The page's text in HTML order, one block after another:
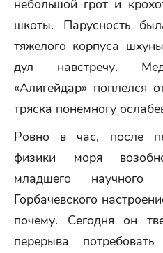
небольшой грот и
шкоты. Парусность
тяжелого корпуса
дул навстречу.
«Алигейдар» поплелся
тряска понемногу
Ровно в час, после
физики моря
младшего научного
Горбачевского
почему. Сегодня он
перерыва